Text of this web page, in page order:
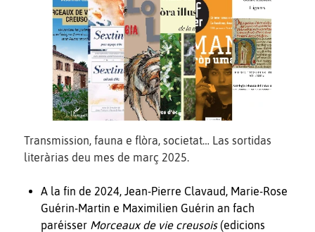
Transmission, fauna e flòra, societat… Las sortidas
literàrias deu mes de març 2025.
A la fin de 2024, Jean-Pierre Clavaud, Marie-Rose
Guérin-Martin e Maximilien Guérin an fach
paréisser Morceaux de vie creusois(edicions